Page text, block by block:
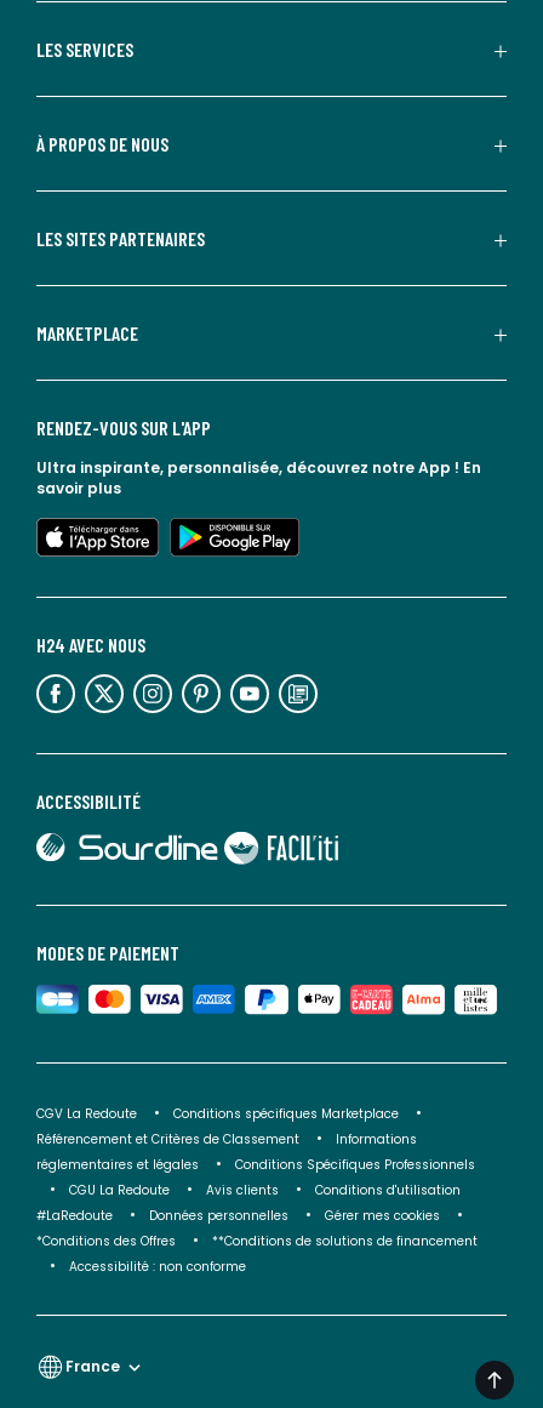
LES SERVICES
À PROPOS DE NOUS
LES SITES PARTENAIRES
MARKETPLACE
MODES DE PAIEMENT
ACCESSIBILITÉ
lien vers Sourdline
lien vers Faciliti
H24 AVEC NOUS
lien vers l'espace réseaux sociaux lien vers l'espace réseaux sociaux lien vers l'espace réseaux sociaux lien vers l'espace réseaux sociaux lien vers l'espace réseaux sociaux lien vers le blog la redoute
RENDEZ-VOUS SUR L'APP
Ultra inspirante, personnalisée, découvrez notre App ! En
savoir plus
lien vers l'app store
lien vers google play
CGV La Redoute
Conditions spécifiques Marketplace
Référencement et Critères de Classement
Informations
réglementaires et légales
Conditions Spécifiques Professionnels
CGU La Redoute
Avis clients
Conditions d'utilisation
#LaRedoute
Données personnelles
Gérer mes cookies
*Conditions des Offres
**Conditions de solutions de financement
Accessibilité : non conforme
France